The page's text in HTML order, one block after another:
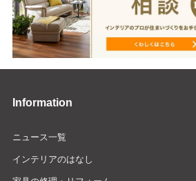
Information
ニュース一覧
インテリアのはなし